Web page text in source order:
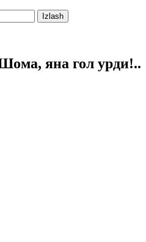
яна гол урди!..